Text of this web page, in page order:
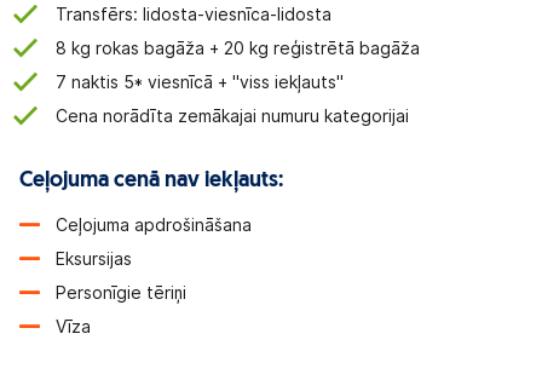
Transfērs: lidosta-viesnīca-lidosta
8 kg rokas bagāža + 20 kg reģistrētā bagāža
7 naktis 5* viesnīcā + "viss iekļauts"
Cena norādīta zemākajai numuru kategorijai
Ceļojuma cenā nav iekļauts:
Ceļojuma apdrošināšana
Eksursijas
Personīgie tēriņi
Vīza